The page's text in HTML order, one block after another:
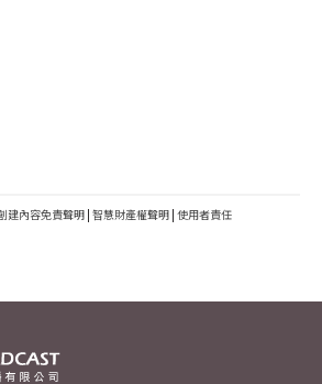
建內容免責聲明 | 智慧財產權聲明 | 使用者責任